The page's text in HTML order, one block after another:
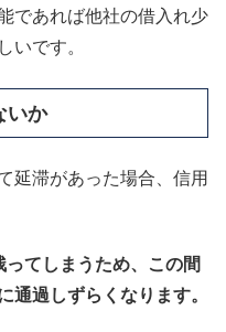
であれば他社の借入れ少
いです。
いか
延滞があった場合、信用
てしまうため、この間
通過しずらくなります。